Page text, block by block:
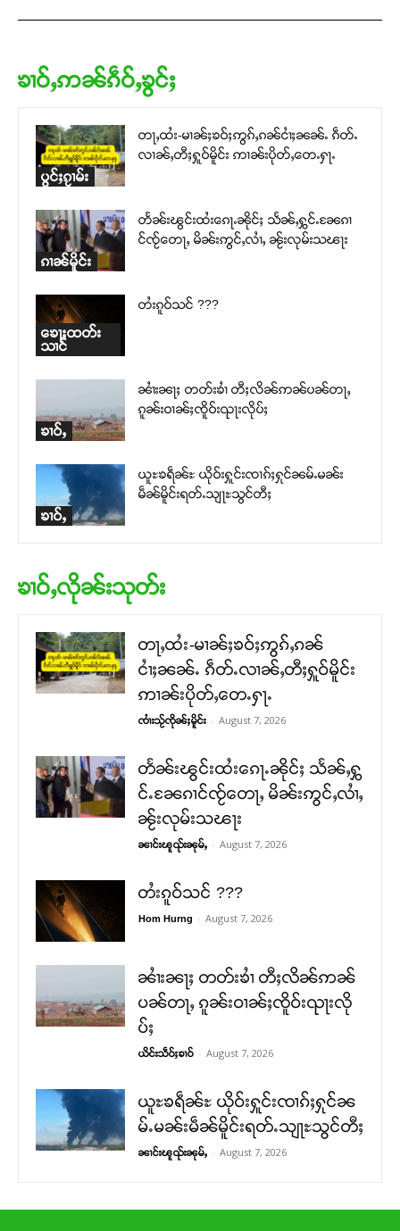
ၶၢဝ်ႇဢၼ်ၵဵဝ်ႇၶွင်ႈ
ပွင်ႈၵႂၢမ်း
တႃႇထႆး-မၢၼ်ႈၶဝ်ႈဢွၵ်ႇၵၼ်ငၢႆႈၼၼ်ႉ ၵဵတ်ႉ
လၢၼ်ႇတီႈႁူဝ်မိူင်း ဢၢၼ်းပိုတ်ႇတေႉႁႃႉ
ၵၢၼ်မိူင်း
တႅၼ်းၽွင်းထႆးၵေႃႉၼိုင်ႈ သႅၼ်ႇႁွင်ႉၼႄၵၢ
င်ၸႂ်တေႃႇ မိၼ်းဢွင်ႇလၢႆႇ ၼႂ်းလုမ်းသၽႃး
ၶေႃႈထတ်း
သၢင်
တႆးၵူဝ်သင် ???
ၶၢဝ်ႇ
ၼၢႆးၼႃႈ တတ်းၶၢႆ တီႈလိၼ်ဢၼ်ပၼ်တႃႇ
ၵူၼ်းဝၢၼ်ႈၸိူဝ်းၺႃးလိုပ်ႈ
ၶၢဝ်ႇ
ယူႊၶရဵၼ်ႊ ယိုဝ်းႁူင်းၸၢၵ်ႈႁုင်ၼမ်ႉမၼ်း
မဵၼ်မိူင်းရတ်ႉသျႃႊသွင်တီႈ
ၶၢဝ်ႇလိုၼ်းသုတ်း
တႃႇထႆး-မၢၼ်ႈၶဝ်ႈဢွၵ်ႇၵၼ်
ငၢႆႈၼၼ်ႉ ၵဵတ်ႉလၢၼ်ႇတီႈႁူဝ်မိူင်း
ဢၢၼ်းပိုတ်ႇတေႉႁႃႉ
ၸၢႆးသႂ်ၸိုၼ်ႈမိူင်း - August 7, 2026
တႅၼ်းၽွင်းထႆးၵေႃႉၼိုင်ႈ သႅၼ်ႇႁွ
င်ႉၼႄၵၢင်ၸႂ်တေႃႇ မိၼ်းဢွင်ႇလၢႆႇ
ၼႂ်းလုမ်းသၽႃး
ၼၢင်းၽူၺ်းၼုမ်ႇ - August 7, 2026
တႆးၵူဝ်သင် ???
Hom Hurng - August 7, 2026
ၼၢႆးၼႃႈ တတ်းၶၢႆ တီႈလိၼ်ဢၼ်
ပၼ်တႃႇ ၵူၼ်းဝၢၼ်ႈၸိူဝ်းၺႃးလို
ပ်ႈ
ယိင်းသဵဝ်ႈၶၢဝ် - August 7, 2026
ယူႊၶရဵၼ်ႊ ယိုဝ်းႁူင်းၸၢၵ်ႈႁုင်ၼ
မ်ႉမၼ်းမဵၼ်မိူင်းရတ်ႉသျႃႊသွင်တီႈ
ၼၢင်းၽူၺ်းၼုမ်ႇ - August 7, 2026